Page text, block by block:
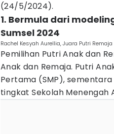
(24/5/2024).
1. Bermula dari
Sumsel 2024
Rachel Kesyah Aurellia, Juara Putri
Pemilihan Putri Anak dan
Anak dan Remaja. Putri
Pertama (SMP),
tingkat Sekolah Menengah